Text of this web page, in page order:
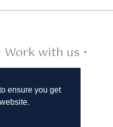
ensure you get
Work with us •